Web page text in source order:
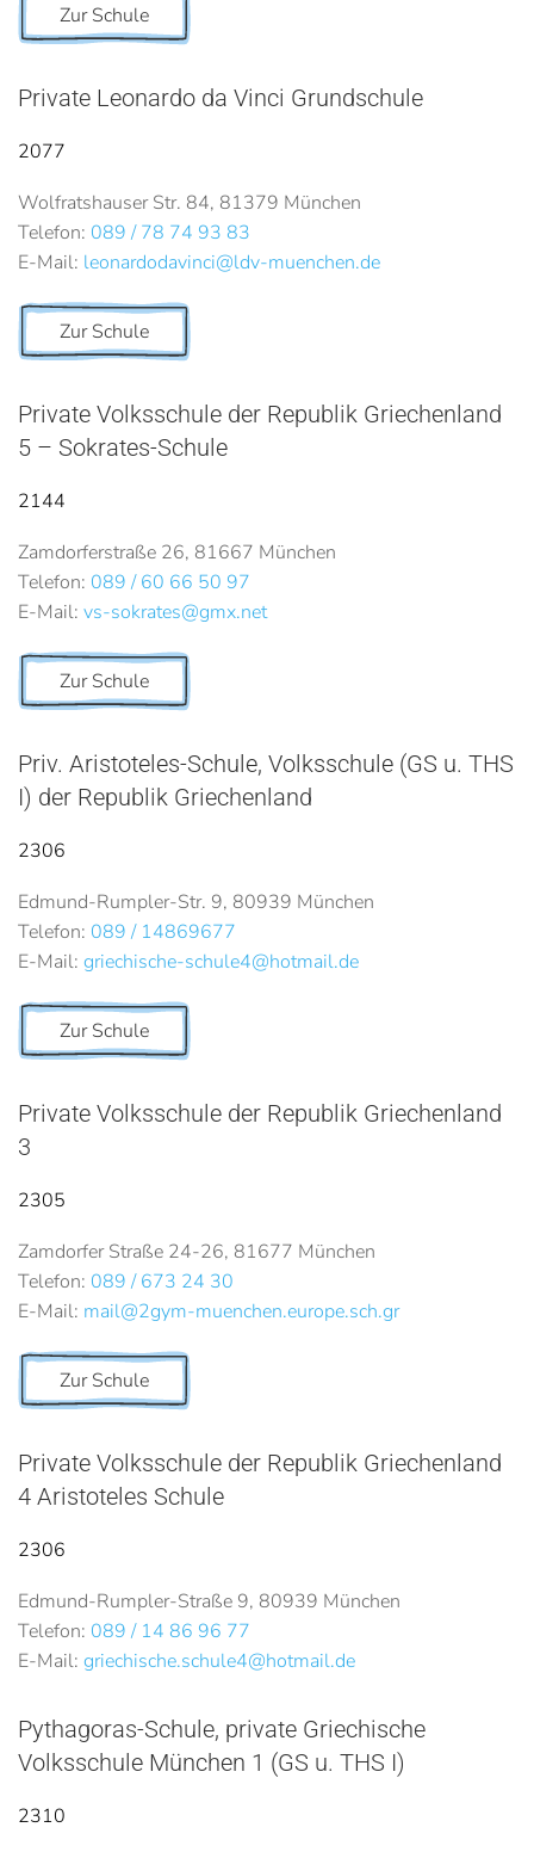
Zur Schule
Private Leonardo da Vinci Grundschule
2077
Wolfratshauser Str. 84, 81379 München
Telefon: 089 / 78 74 93 83
E-Mail: leonardodavinci@ldv-muenchen.de
Zur Schule
Private Volksschule der Republik Griechenland
5 – Sokrates-Schule
2144
Zamdorferstraße 26, 81667 München
Telefon: 089 / 60 66 50 97
E-Mail: vs-sokrates@gmx.net
Zur Schule
Priv. Aristoteles-Schule, Volksschule (GS u. THS
I) der Republik Griechenland
2306
Edmund-Rumpler-Str. 9, 80939 München
Telefon: 089 / 14869677
E-Mail: griechische-schule4@hotmail.de
Zur Schule
Private Volksschule der Republik Griechenland
3
2305
Zamdorfer Straße 24-26, 81677 München
Telefon: 089 / 673 24 30
E-Mail: mail@2gym-muenchen.europe.sch.gr
Zur Schule
Private Volksschule der Republik Griechenland
4 Aristoteles Schule
2306
Edmund-Rumpler-Straße 9, 80939 München
Telefon: 089 / 14 86 96 77
E-Mail: griechische.schule4@hotmail.de
Pythagoras-Schule, private Griechische
Volksschule München 1 (GS u. THS I)
2310